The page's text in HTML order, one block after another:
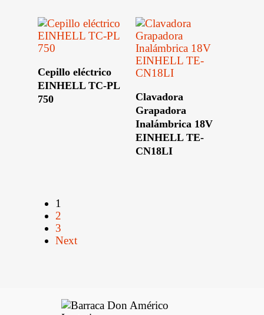
Leer Más
Cepillo eléctrico
EINHELL TC-PL
750
Clavadora
Grapadora
Inalámbrica 18V
EINHELL TE-
CN18LI
1
2
3
Next